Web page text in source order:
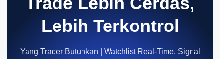
Lebih Terkontrol
Yang Trader Butuhkan | Watchlist Real-Time, Signal